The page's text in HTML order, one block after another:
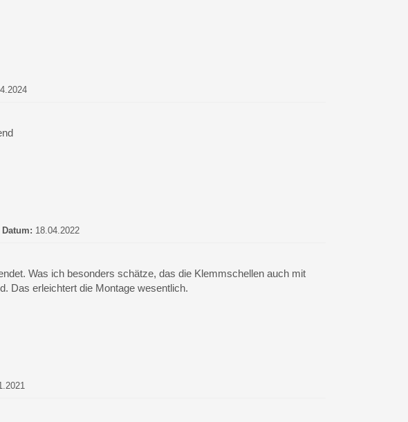
Datum: 18.04.2022
Was ich besonders schätze, das die Klemmschellen auch mit
Das erleichtert die Montage wesentlich.